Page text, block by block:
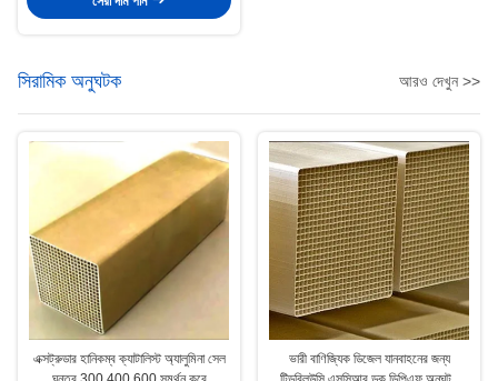
সিরামিক অনুঘটক আরও দেখুন >>
এক্সট্রুডার হানিকম্ব ক্যাটালিস্ট অ্যালুমিনা সেল
ভারী বাণিজ্যিক ডিজেল যানবাহনের জন্য